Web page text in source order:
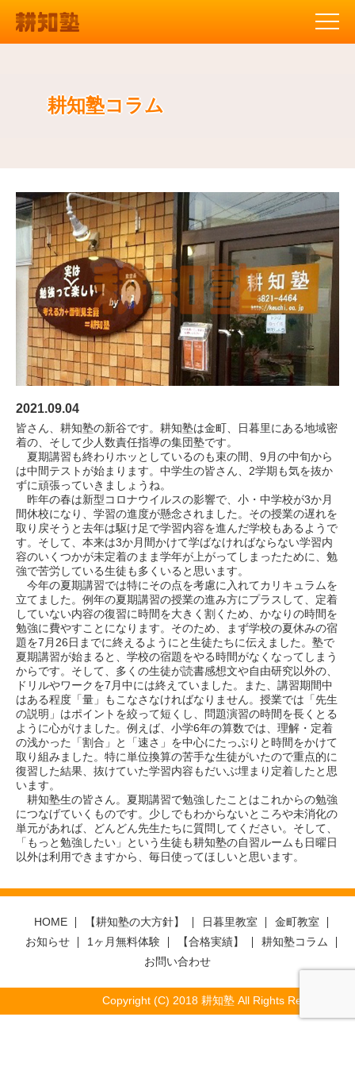
耕知塾コラム
2021.09.04
皆さん、耕知塾の新谷です。耕知塾は金町、日暮里にある地域密
着の、そして少人数責任指導の集団塾です。
夏期講習も終わりホッとしているのも束の間、9月の中旬から
は中間テストが始まります。中学生の皆さん、2学期も気を抜か
ずに頑張っていきましょうね。
昨年の春は新型コロナウイルスの影響で、小・中学校が3か月
間休校になり、学習の進度が懸念されました。その授業の遅れを
取り戻そうと去年は駆け足で学習内容を進んだ学校もあるようで
す。そして、本来は3か月間かけて学ばなければならない学習内
容のいくつかが未定着のまま学年が上がってしまったために、勉
強で苦労している生徒も多くいると思います。
今年の夏期講習では特にその点を考慮に入れてカリキュラムを
立てました。例年の夏期講習の授業の進み方にプラスして、定着
していない内容の復習に時間を大きく割くため、かなりの時間を
勉強に費やすことになります。そのため、まず学校の夏休みの宿
題を7月26日までに終えるようにと生徒たちに伝えました。塾で
夏期講習が始まると、学校の宿題をやる時間がなくなってしまう
からです。そして、多くの生徒が読書感想文や自由研究以外の、
ドリルやワークを7月中には終えていました。また、講習期間中
はある程度「量」もこなさなければなりません。授業では「先生
の説明」はポイントを絞って短くし、問題演習の時間を長くとる
ように心がけました。例えば、小学6年の算数では、理解・定着
の浅かった「割合」と「速さ」を中心にたっぷりと時間をかけて
取り組みました。特に単位換算の苦手な生徒がいたので重点的に
復習した結果、抜けていた学習内容もだいぶ埋まり定着したと思
います。
耕知塾生の皆さん。夏期講習で勉強したことはこれからの勉強
につなげていくものです。少しでもわからないところや未消化の
単元があれば、どんどん先生たちに質問してください。そして、
「もっと勉強したい」という生徒も耕知塾の自習ルームも日曜日
以外は利用できますから、毎日使ってほしいと思います。
HOME 【耕知塾の大方針】 日暮里教室
金町教室
お知らせ
1ヶ月無料体験 【合格実績】
耕知塾コラム
お問い合わせ
Copyright (C) 2018 耕知塾 All Rights Reserved.